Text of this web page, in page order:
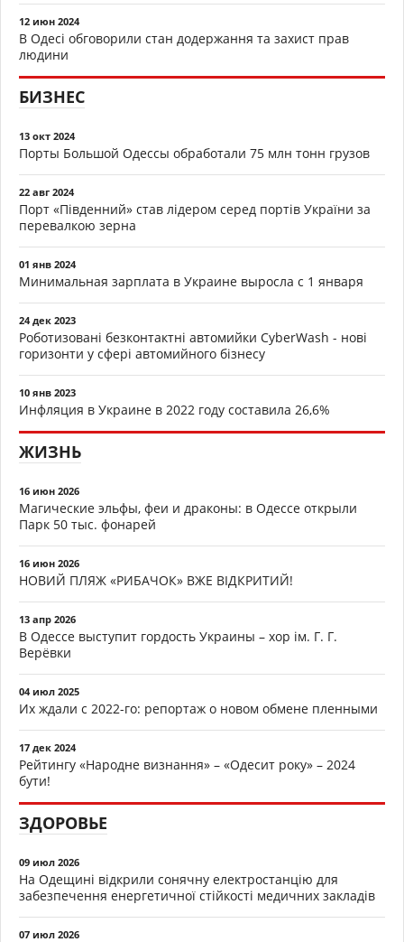
12 июн 2024
В Одесі обговорили стан додержання та захист прав
людини
БИЗНЕС
13 окт 2024
Порты Большой Одессы обработали 75 млн тонн грузов
22 авг 2024
Порт «Південний» став лідером серед портів України за
перевалкою зерна
01 янв 2024
Минимальная зарплата в Украине выросла с 1 января
24 дек 2023
Роботизовані безконтактні автомийки CyberWash - нові
горизонти у сфері автомийного бізнесу
10 янв 2023
Инфляция в Украине в 2022 году составила 26,6%
ЖИЗНЬ
16 июн 2026
Магические эльфы, феи и драконы: в Одессе открыли
Парк 50 тыс. фонарей
16 июн 2026
НОВИЙ ПЛЯЖ «РИБАЧОК» ВЖЕ ВІДКРИТИЙ!
13 апр 2026
В Одессе выступит гордость Украины – хор ім. Г. Г.
Верёвки
04 июл 2025
Их ждали с 2022-го: репортаж о новом обмене пленными
17 дек 2024
Рейтингу «Народне визнання» – «Одесит року» – 2024
бути!
ЗДОРОВЬЕ
09 июл 2026
На Одещині відкрили сонячну електростанцію для
забезпечення енергетичної стійкості медичних закладів
07 июл 2026